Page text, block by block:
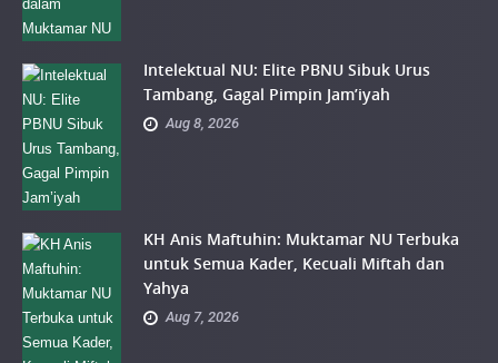
Intelektual NU: Elite PBNU Sibuk Urus
Tambang, Gagal Pimpin Jam’iyah
Aug 8, 2026
KH Anis Maftuhin: Muktamar NU Terbuka
untuk Semua Kader, Kecuali Miftah dan
Yahya
Aug 7, 2026